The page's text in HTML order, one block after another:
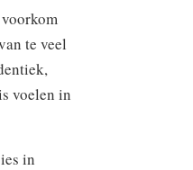
te veel
voelen in
in